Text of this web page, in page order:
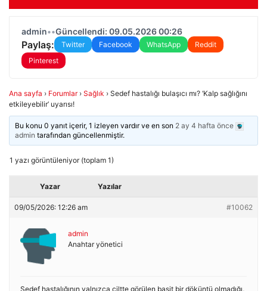
admin••Güncellendi: 09.05.2026 00:26
Paylaş: Twitter Facebook WhatsApp
Reddit
Pinterest
Ana sayfa › Forumlar › Sağlık › Sedef hastalığı bulaşıcı mı? ‘Kalp sağlığını
etkileyebilir’ uyarısı!
Bu konu 0 yanıt içerir, 1 izleyen vardır ve en son 2 ay 4 hafta önce
admin tarafından güncellenmiştir.
1 yazı görüntüleniyor (toplam 1)
Yazar Yazılar
09/05/2026: 12:26 am #10062
admin
Anahtar yönetici
Sedef hastalığının yalnızca ciltte görülen basit bir döküntü olmadığı,